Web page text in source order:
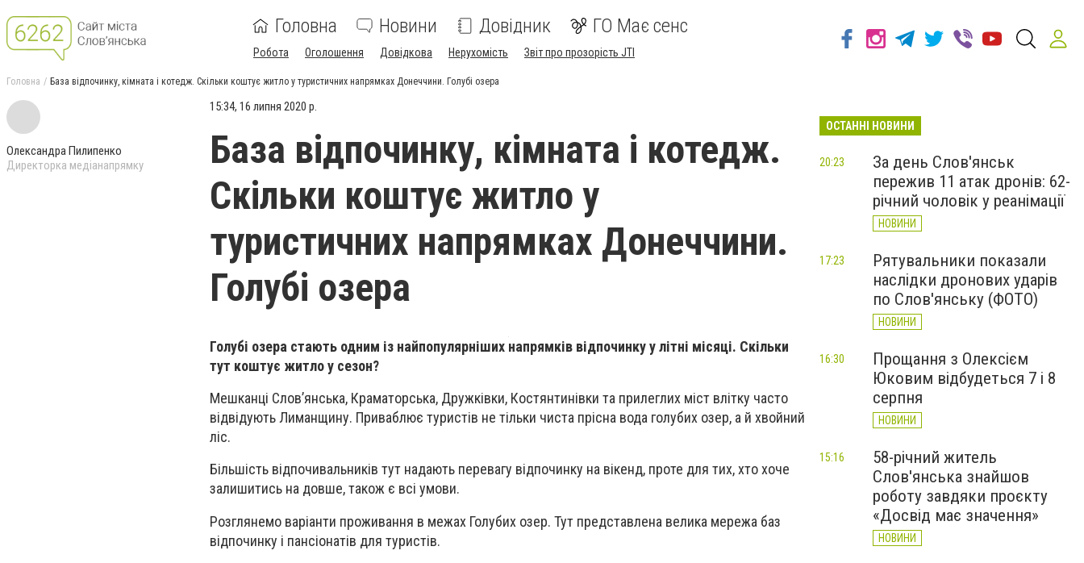
Головна Новини Довідник ГО Має сенс
Робота Оголошення Довідкова Нерухомість Звіт про прозорість JTI
Головна База відпочинку, кімната і котедж. Скільки коштує житло у туристичних напрямках Донеччини. Голубі озера
Олександра Пилипенко
Директорка медіанапрямку
15:34, 16 липня 2020 р.
База відпочинку, кімната і котедж.
Скільки коштує житло у
туристичних напрямках Донеччини.
Голубі озера
Голубі озера стають одним із найпопулярніших напрямків відпочинку у літні місяці. Скільки
тут коштує житло у сезон?
Мешканці Слов’янська, Краматорська, Дружківки, Костянтинівки та прилеглих міст влітку часто
відвідують Лиманщину. Приваблює туристів не тільки чиста прісна вода голубих озер, а й хвойний
ліс.
Більшість відпочивальників тут надають перевагу відпочинку на вікенд, проте для тих, хто хоче
залишитись на довше, також є всі умови.
Розглянемо варіанти проживання в межах Голубих озер. Тут представлена велика мережа баз
відпочинку і пансіонатів для туристів.
ОСТАННІ НОВИНИ
За день Слов'янськ
пережив 11 атак дронів: 62-
річний чоловік у реанімації
НОВИНИ
20:23
Рятувальники показали
наслідки дронових ударів
по Слов'янську (ФОТО)
НОВИНИ
17:23
Прощання з Олексієм
Юковим відбудеться 7 і 8
серпня
НОВИНИ
16:30
58-річний житель
Слов'янська знайшов
роботу завдяки проєкту
«Досвід має значення»
НОВИНИ
15:16